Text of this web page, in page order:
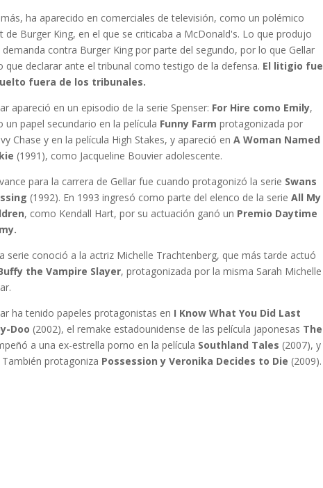
ha aparecido en comerciales de televisión, como un polémico
de Burger King, en el que se criticaba a McDonald's. Lo que produjo
demanda contra Burger King por parte del segundo, por lo que Gellar
que declarar ante el tribunal como testigo de la defensa. El litigio fue
fuera de los tribunales.
apareció en un episodio de la serie Spenser: For Hire como Emily,
un papel secundario en la película Funny Farm protagonizada por
Chase y en la película High Stakes, y apareció enA Woman Named
(1991), como Jacqueline Bouvier adolescente.
para la carrera de Gellar fue cuando protagonizó la serie Swans
(1992). En 1993 ingresó como parte del elenco de la serieAll My
, como Kendall Hart, por su actuación ganó un Premio Daytime
serie conoció a la actriz Michelle Trachtenberg, que más tarde actuó
the Vampire Slayer, protagonizada por la misma Sarah Michelle
ha tenido papeles protagonistas en I Know What You Did Last
Doo (2002), el remake estadounidense de las película japonesas The
a una ex-estrella porno en la película Southland Tales (2007), y
También protagoniza Possession y Veronika Decides to Die (2009).